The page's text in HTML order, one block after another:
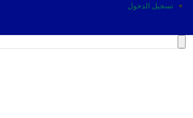
تسجيل الدخول